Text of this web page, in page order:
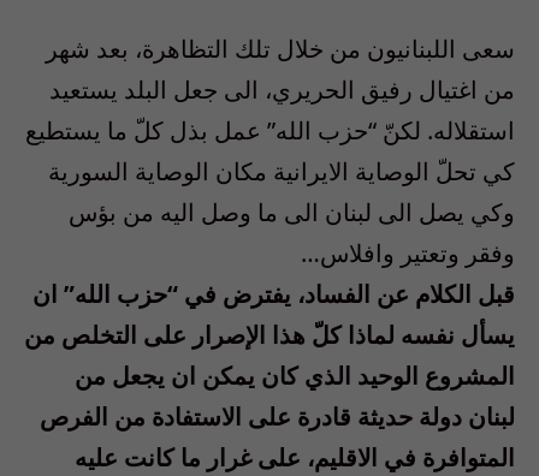
سعى اللبنانيون من خلال تلك التظاهرة، بعد شهر
من اغتيال رفيق الحريري، الى جعل البلد يستعيد
استقلاله. لكنّ “حزب الله” عمل بذل كلّ ما يستطيع
كي تحلّ الوصاية الايرانية مكان الوصاية السورية
وكي يصل الى لبنان الى ما وصل اليه من بؤس
وفقر وتعتير وافلاس…
قبل الكلام عن الفساد، يفترض في “حزب الله” ان
يسأل نفسه لماذا كلّ هذا الإصرار على التخلص من
المشروع الوحيد الذي كان يمكن ان يجعل من
لبنان دولة حديثة قادرة على الاستفادة من الفرص
المتوافرة في الاقليم، على غرار ما كانت عليه